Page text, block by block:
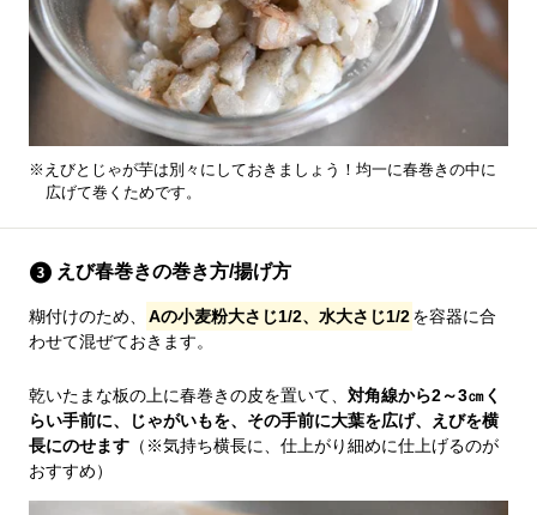
※えびとじゃが芋は別々にしておきましょう！均一に春巻きの中に
広げて巻くためです。
えび春巻きの巻き方/揚げ方
糊付けのため、 Aの小麦粉大さじ1/2、水大さじ1/2を容器に合
わせて混ぜておきます。
乾いたまな板の上に春巻きの皮を置いて、 対角線から2～3㎝く
らい手前に、じゃがいもを、その手前に大葉を広げ、えびを横
長にのせます （※気持ち横長に、仕上がり細めに仕上げるのが
おすすめ）